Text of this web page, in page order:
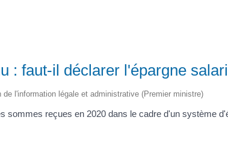
: faut-il déclarer l'épargne
l'information légale et administrative (Premier ministre)
sommes reçues en 2020 dans le cadre d'un système